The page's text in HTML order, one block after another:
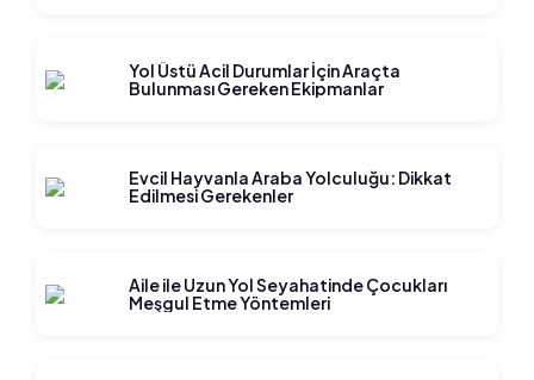
Yol Üstü Acil Durumlar İçin Araçta
Bulunması Gereken Ekipmanlar
Evcil Hayvanla Araba Yolculuğu: Dikkat
Edilmesi Gerekenler
Aile ile Uzun Yol Seyahatinde Çocukları
Meşgul Etme Yöntemleri